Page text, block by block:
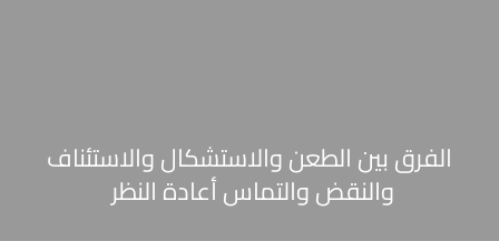
الفرق بين الطعن والاستشكال والاستئناف
والنقض والتماس أعادة النظر